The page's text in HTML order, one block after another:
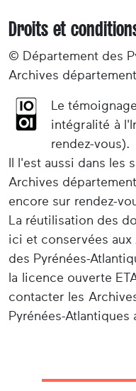
Droits et
© Département des
Archives
Le
intégralité à
rendez-vous).
Il l'est aussi dans les
Archives
encore sur rendez-
La réutilisation des
ici et conservées
des Pyrénées-
la licence ouverte
contacter les
Pyrénées-